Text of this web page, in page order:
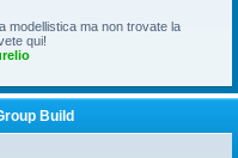
modellistica ma non trovate la
qui!
Build